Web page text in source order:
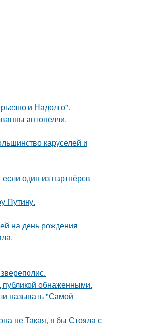
и Надолго".
антонелли.
каруселей и
один из партнёров
Путину.
на день рождения.
публикой обнаженными.
называть "Самой
не Такая, я бы Стояла с